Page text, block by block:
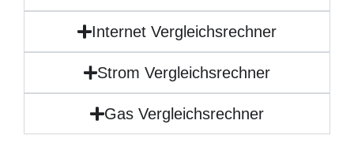
Internet Vergleichsrechner
Strom Vergleichsrechner
Gas Vergleichsrechner